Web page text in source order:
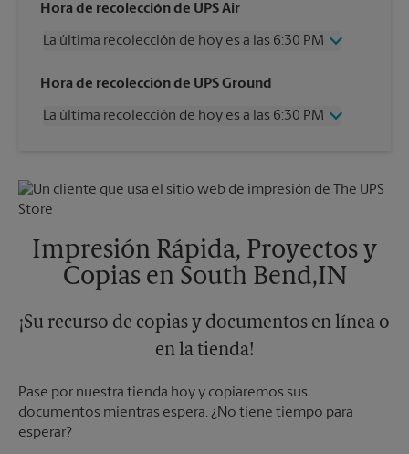
Hora de recolección de UPS Air
La última recolección de hoy es a las 6:30 PM
Miércoles
6:30 PM
Viernes
6:30 PM
Hora de recolección de UPS Ground
La última recolección de hoy es a las 6:30 PM
Viernes
6:30 PM
Sábado
Lunes
6:30 PM
Martes
6:30 PM
Impresión Rápida, Proyectos y
Copias en South Bend,IN
¡Su recurso de copias y documentos en línea o
en la tienda!
Pase por nuestra tienda hoy y copiaremos sus
documentos mientras espera. ¿No tiene tiempo para
esperar?